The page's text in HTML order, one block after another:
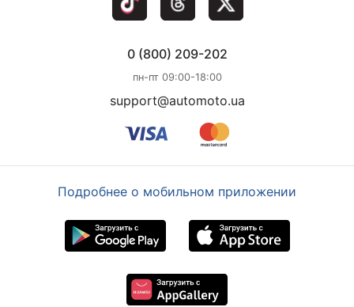
0 (800) 209-202
пн-пт 09:00-18:00
support@automoto.ua
Подробнее о мобильном приложении